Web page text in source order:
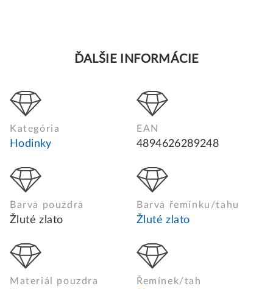
ĎALŠIE INFORMÁCIE
Kategória
Hodinky
EAN
4894626289248
Barva pouzdra
Žluté zlato
Barva řemínku/tahu
Žluté zlato
Materiál pouzdra Řemínek/tah